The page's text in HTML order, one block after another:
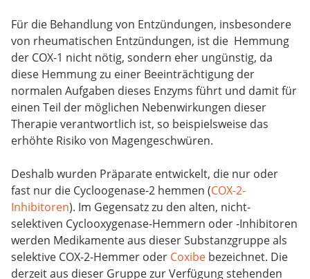
Für die Behandlung von Entzündungen, insbesondere
von rheumatischen Entzündungen, ist die Hemmung
der COX-1 nicht nötig, sondern eher ungünstig, da
diese Hemmung zu einer Beeinträchtigung der
normalen Aufgaben dieses Enzyms führt und damit für
einen Teil der möglichen Nebenwirkungen dieser
Therapie verantwortlich ist, so beispielsweise das
erhöhte Risiko von Magengeschwüren.
Deshalb wurden Präparate entwickelt, die nur oder
fast nur die Cycloogenase-2 hemmen (COX-2-
Inhibitoren). Im Gegensatz zu den alten, nicht-
selektiven Cyclooxygenase-Hemmern oder -Inhibitoren
werden Medikamente aus dieser Substanzgruppe als
selektive COX-2-Hemmer oder Coxibe bezeichnet. Die
derzeit aus dieser Gruppe zur Verfügung stehenden